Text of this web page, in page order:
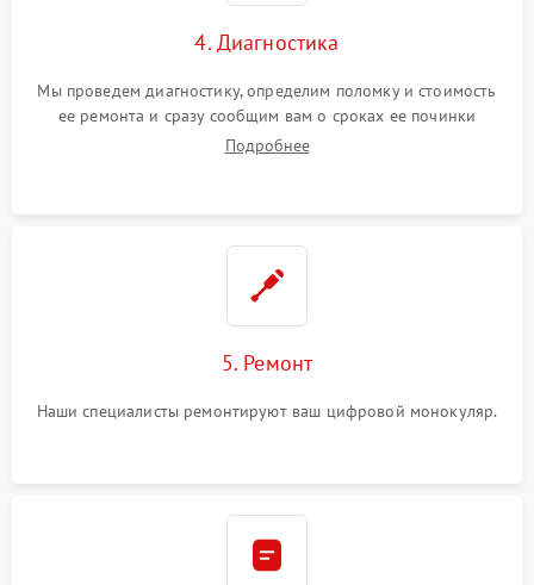
4. Диагностика
Мы проведем диагностику, определим поломку и стоимость
ее ремонта и сразу сообщим вам о сроках ее починки
Подробнее
5. Ремонт
Наши специалисты ремонтируют ваш цифровой монокуляр.